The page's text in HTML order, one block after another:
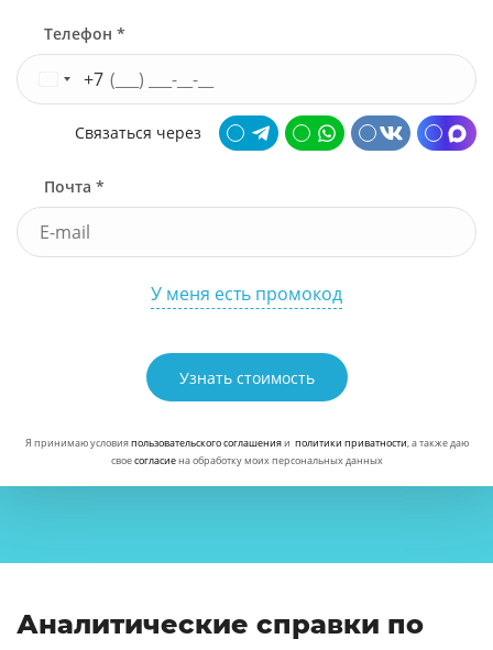
Телефон *
+7
Связаться через
Почта *
У меня есть промокод
Узнать стоимость
Я принимаю условияпользовательского соглашенияи политики приватности, а также даю
своесогласиена обработку моих персональных данных
Аналитические справки по